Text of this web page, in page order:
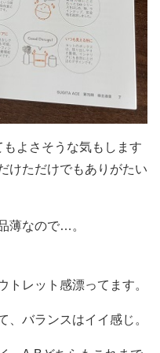
よさそうな気もします
けただけでもありがたい
薄なので…。
トレット感漂ってます。
、バランスはイイ感じ。